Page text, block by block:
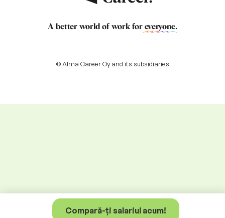
Compară-ți salariul acum!
A better world of work for everyone.
© Alma Career Oy and its subsidiaries